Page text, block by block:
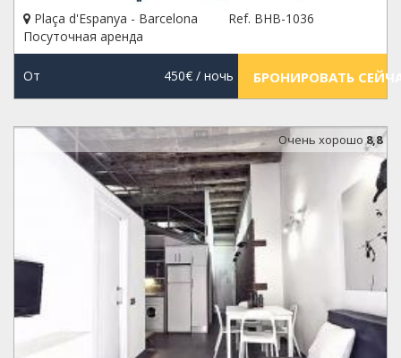
Plaça d'Espanya - Barcelona
Ref. BHB-1036
Посуточная аренда
От 450€/ ночь БРОНИРОВАТЬ
Oчень хорошо8,8